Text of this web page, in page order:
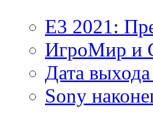
E3 2021:
ИгроМир и
Дата
Sony